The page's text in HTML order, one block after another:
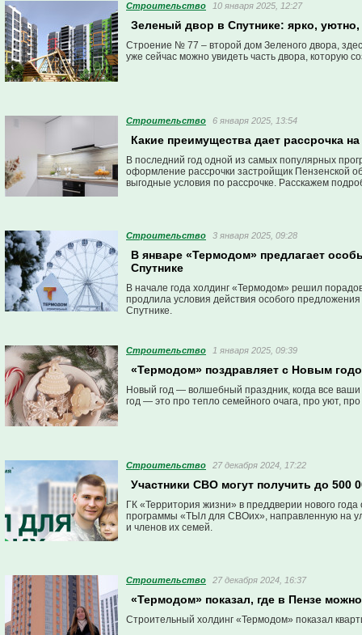
Строительство 10 января 2025, 12:27
Зеленый двор в Спутнике: ярко,
Строение № 77 – второй дом Зеленого двора,
уже сейчас можно увидеть часть двора, которую
Строительство 6 января 2025, 13:54
Какие преимущества дает рассрочка
В последний год одной из самых популярных
оформление рассрочки застройщик Пензенской
выгодные условия по рассрочке. Расскажем
Строительство 3 января 2025, 09:28
В январе «Термодом» предлагает
Спутнике
В начале года холдинг «Термодом» решил
продлила условия действия особого
Спутнике.
Строительство 1 января 2025, 09:39
«Термодом» поздравляет с Новым
Новый год — волшебный праздник, когда все
год — это про тепло семейного очага, про уют,
Строительство 27 декабря 2024, 17:22
Участники СВО могут получить до 500
ГК «Территория жизни» в преддверии нового
программы «ТЫл для СВОих», направленную на
и членов их семей.
Строительство 27 декабря 2024, 16:37
«Термодом» показал, где в Пензе
Cтроительный холдинг «Термодом» показал